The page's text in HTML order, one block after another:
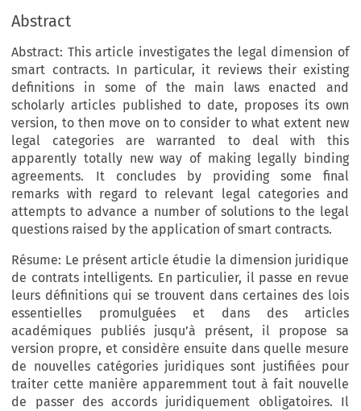
Abstract
Abstract: This article investigates the legal dimension of
smart contracts. In particular, it reviews their existing
definitions in some of the main laws enacted and
scholarly articles published to date, proposes its own
version, to then move on to consider to what extent new
legal categories are warranted to deal with this
apparently totally new way of making legally binding
agreements. It concludes by providing some final
remarks with regard to relevant legal categories and
attempts to advance a number of solutions to the legal
questions raised by the application of smart contracts.
Résume: Le présent article étudie la dimension juridique
de contrats intelligents. En particulier, il passe en revue
leurs définitions qui se trouvent dans certaines des lois
essentielles promulguées et dans des articles
académiques publiés jusqu’à présent, il propose sa
version propre, et considère ensuite dans quelle mesure
de nouvelles catégories juridiques sont justifiées pour
traiter cette manière apparemment tout à fait nouvelle
de passer des accords juridiquement obligatoires. Il